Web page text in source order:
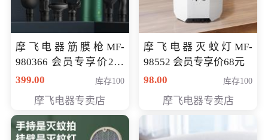
摩飞电器筋膜枪MF-
980366 会员专享价299
元
399.00 库存100
摩飞电器专卖店
摩飞电器灭蚊灯MF-
98552 会员专享价68元
98.00
库存100
摩飞电器专卖店